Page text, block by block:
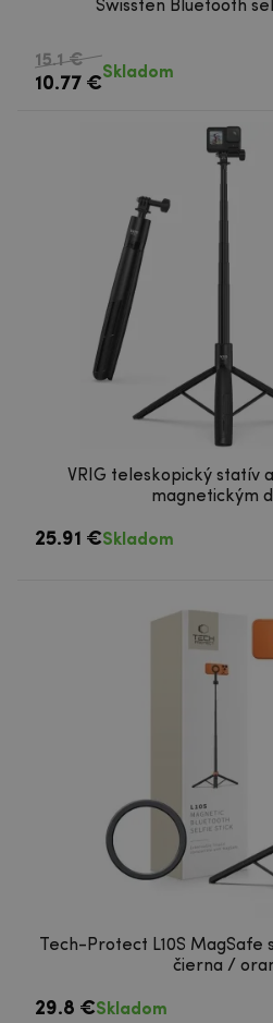
Swissten Bluetooth
15.1 €
10.77 €
Skladom
VRIG teleskopický statív
magnetickým
25.91 €Skladom
Tech-Protect L10S
čierna /
29.8 €Skladom